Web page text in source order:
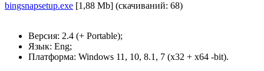
bingsnapsetup.exe [1,88 Mb] (cкачиваний: 68)
Версия: 2.4 (+ Portable);
Язык: Eng;
Платформа: Windows 11, 10, 8.1, 7 (x32 + x64 -bit).